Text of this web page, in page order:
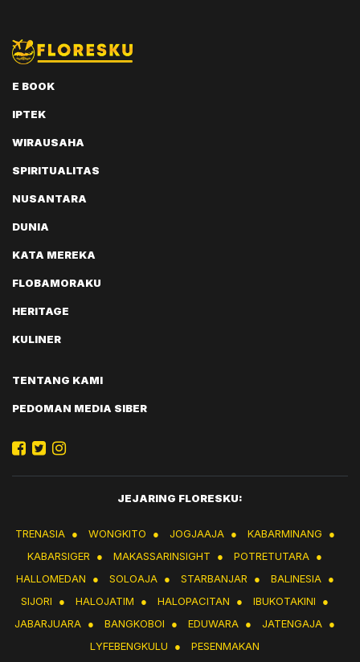
E BOOK
IPTEK
WIRAUSAHA
SPIRITUALITAS
NUSANTARA
DUNIA
KATA MEREKA
FLOBAMORAKU
HERITAGE
KULINER
TENTANG KAMI
PEDOMAN MEDIA SIBER
JEJARING FLORESKU:
TRENASIA ● WONGKITO ● JOGJAAJA ● KABARMINANG
●
KABARSIGER
● MAKASSARINSIGHT ● POTRETUTARA ●
HALLOMEDAN
● SOLOAJA ● STARBANJAR ● BALINESIA ●
SIJORI
● HALOJATIM ● HALOPACITAN ● IBUKOTAKINI
●
JABARJUARA ● BANGKOBOI ● EDUWARA ● JATENGAJA ●
LYFEBENGKULU
● PESENMAKAN